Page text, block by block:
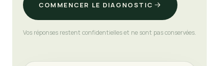
COMMENCER LE DIAGNOSTIC
Vos réponses restent confidentielles et ne sont pas conservées.